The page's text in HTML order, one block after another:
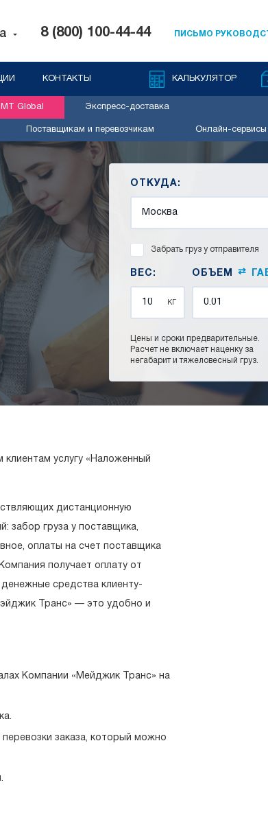
8 (800) 100-44-44 ПИСЬМО
КОНТАКТЫ КАЛЬКУЛЯТОР
Global Экспресс-доставка
Поставщикам и перевозчикам Онлайн-сервисы
ОТКУДА:
Забрать груз у отправителя
ВЕС:
кг
ОБЪЕМ ⇄
Цены и сроки предварительные.
Расчет не включает наценку за
негабарит и тяжеловесный груз.
услугу «Наложенный
дистанционную
забор груза у поставщика,
оплаты на счет поставщика
получает оплату от
средства клиенту-
Транс» — это удобно и
Компании «Мейджик Транс» на
заказа, который можно